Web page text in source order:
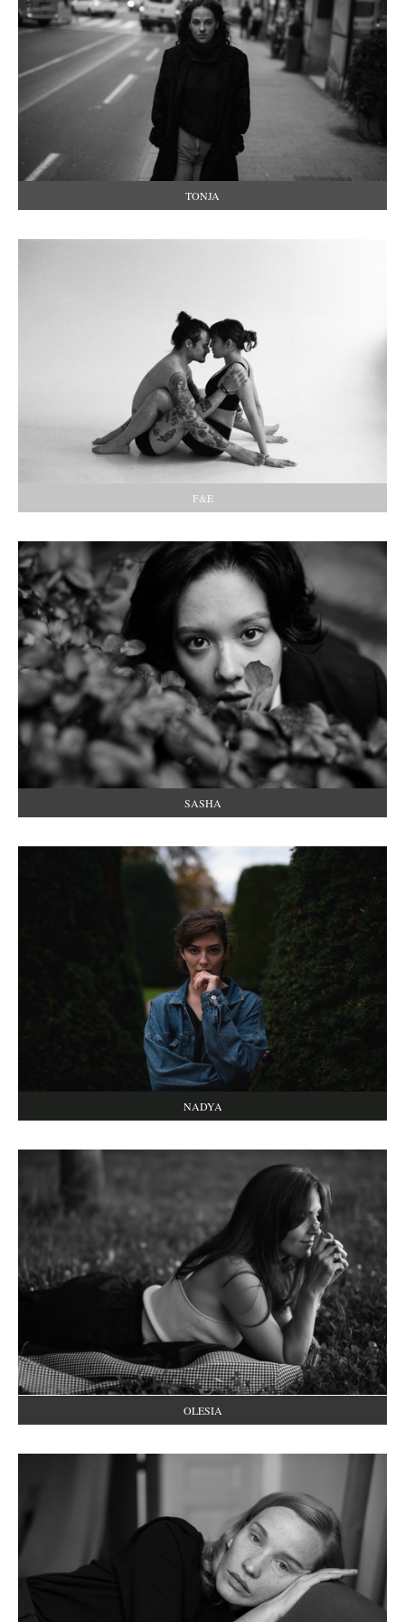
TONJA
F&E
SASHA
NADYA
OLESIA